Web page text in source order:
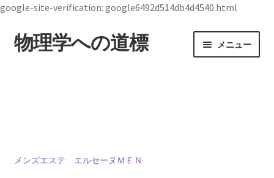
google-site-verification: google6492d514db4d4540.html
ナ
ビ
ス
コ
ン
ッ
物理学への道標 メニュー
メンズエステ エルセーヌＭＥＮ